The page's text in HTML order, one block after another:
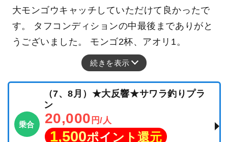
大モンゴウキャッチしていただけて良かったで
す。 タフコンディションの中最後までありがと
うございました。 モンゴ2杯、アオリ1。
続きを表示
乗合
（7、8月）★大反響★サワラ釣りプラ
ン
20,000 円/人
1,500ポイント還元